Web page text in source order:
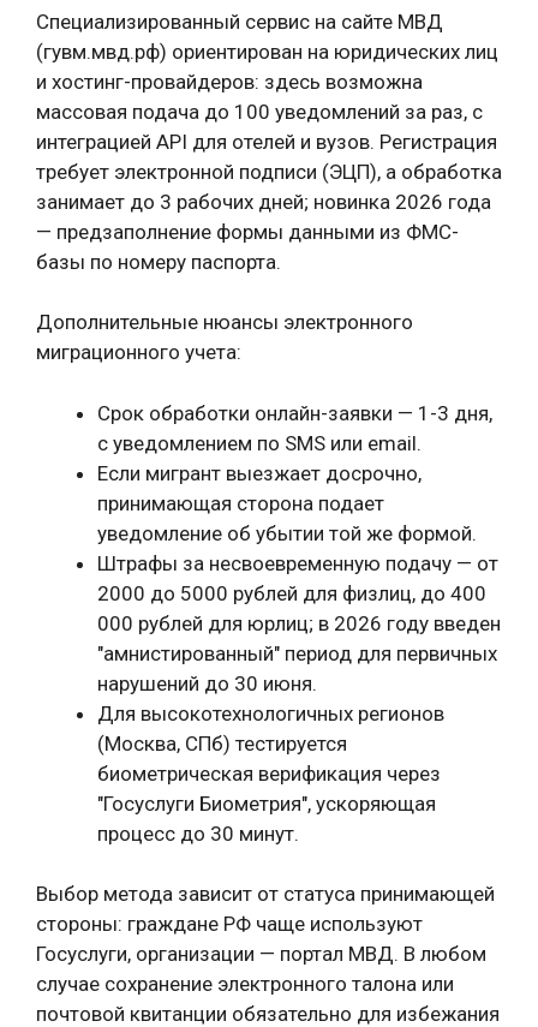
Специализированный сервис на сайте МВД
(гувм.мвд.рф) ориентирован на юридических лиц
и хостинг-провайдеров: здесь возможна
массовая подача до 100 уведомлений за раз, с
интеграцией API для отелей и вузов. Регистрация
требует электронной подписи (ЭЦП), а обработка
занимает до 3 рабочих дней; новинка 2026 года
— предзаполнение формы данными из ФМС-
базы по номеру паспорта.
Дополнительные нюансы электронного
миграционного учета:
Срок обработки онлайн-заявки — 1-3 дня,
с уведомлением по SMS или email.
Если мигрант выезжает досрочно,
принимающая сторона подает
уведомление об убытии той же формой.
Штрафы за несвоевременную подачу — от
2000 до 5000 рублей для физлиц, до 400
000 рублей для юрлиц; в 2026 году введен
"амнистированный" период для первичных
нарушений до 30 июня.
Для высокотехнологичных регионов
(Москва, СПб) тестируется
биометрическая верификация через
"Госуслуги Биометрия", ускоряющая
процесс до 30 минут.
Выбор метода зависит от статуса принимающей
стороны: граждане РФ чаще используют
Госуслуги, организации — портал МВД. В любом
случае сохранение электронного талона или
почтовой квитанции обязательно для избежания